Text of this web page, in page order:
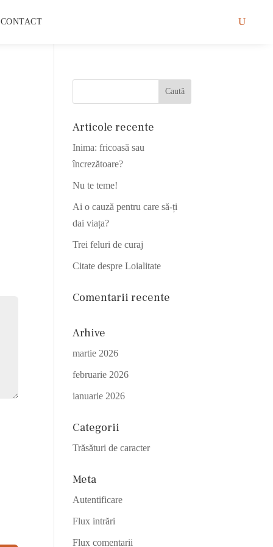
CONTACT
Articole recente
Inima: fricoasă sau
încrezătoare?
Nu te teme!
Ai o cauză pentru care să-ți
dai viața?
Trei feluri de curaj
Citate despre Loialitate
Comentarii recente
Arhive
martie 2026
februarie 2026
ianuarie 2026
Categorii
Trăsături de caracter
Meta
Autentificare
Flux intrări
Flux comentarii